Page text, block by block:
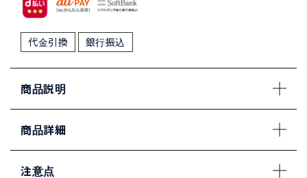
代金引換 銀行振込
商品説明
商品詳細
注意点